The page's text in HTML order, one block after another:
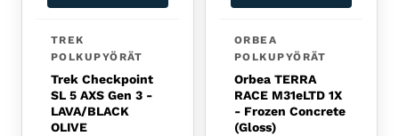
TREK
POLKUPYÖRÄT
Trek Checkpoint
SL 5 AXS Gen 3 -
LAVA/BLACK
OLIVE
ORBEA
POLKUPYÖRÄT
Orbea TERRA
RACE M31eLTD 1X
- Frozen Concrete
(Gloss)